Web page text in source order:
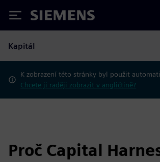
Siemens
Kapitál
K zobrazení této stránky byl použit
Chcete ji raději zobrazit v angličtině?
Proč Capital